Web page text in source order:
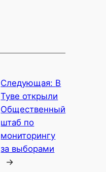
Следующая: В
Туве открыли
Общественный
штаб по
мониторингу
за выборами
→